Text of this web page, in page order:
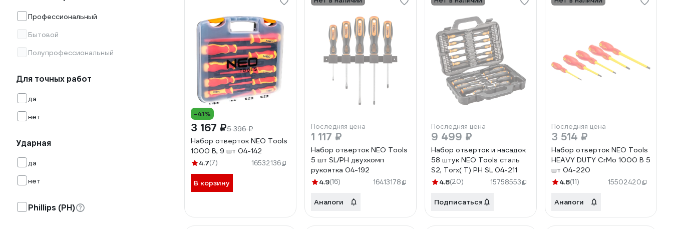
Профессиональный
Бытовой
Полупрофессиональный
Для точных работ
да
нет
Ударная
да
нет
Phillips (PH)
-41%
3 167 ₽5 396 ₽
Набор отверток NEO Tools
1000 В, 9 шт 04-142
4.7(7) 16532136
В корзину
Последняя цена
1 117 ₽
Набор отверток NEO Tools
5 шт SL/PH двухкомп
рукоятка 04-192
4.9(16) 16413178
Аналоги
Последняя цена
9 499 ₽
Набор отверток и насадок
58 штук NEO Tools сталь
S2, Torx( T) PH SL 04-211
4.8(20) 15758553
Подписаться
Последняя цена
3 514 ₽
Набор отверток NEO Tools
HEAVY DUTY CrMo 1000 В 5
шт 04-220
4.8(11) 15502420
Аналоги